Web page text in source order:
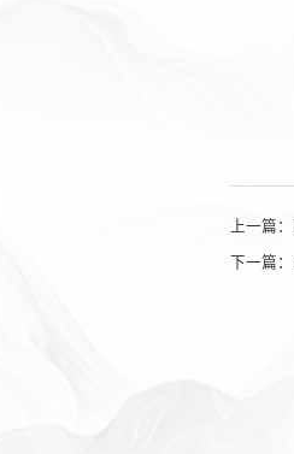
上一篇：
下一篇：